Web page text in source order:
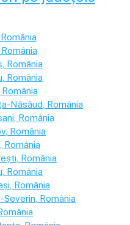
, România
, România
, România
, România
România
Năsăud , România
, România
, România
, România
, România
, România
, România
Severin , România
România